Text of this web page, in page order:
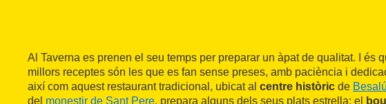
Al Taverna es prenen el seu temps per preparar un àpat de qualitat. I és
millors receptes són les que es fan sense preses, amb paciència i
així com aquest restaurant tradicional, ubicat al centre històric de Besalú
del monestir de Sant Pere, prepara alguns dels seus plats estrella: el